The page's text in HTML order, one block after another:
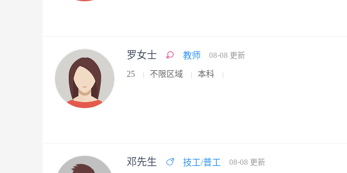
罗女士 教师 08-08 更新
25 不限区域 本科
邓先生 技工/普工 08-08 更新